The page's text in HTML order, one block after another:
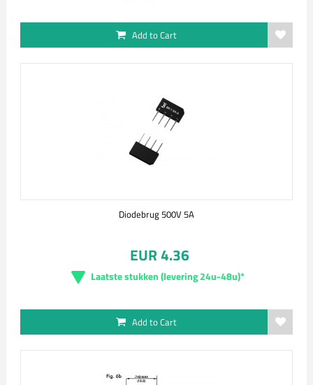
Add to Cart
Diodebrug 500V 5A
EUR 4.36
Laatste stukken (levering 24u-48u)*
Add to Cart